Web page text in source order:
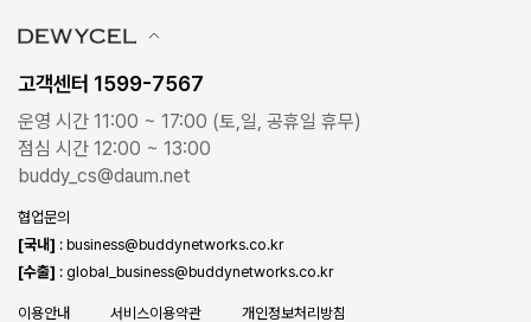
고객센터 1599-7567
운영 시간 11:00 ~ 17:00 (토,일, 공휴일 휴무)
점심 시간 12:00 ~ 13:00
buddy_cs@daum.net
협업문의
[국내] : business@buddynetworks.co.kr
[수출] : global_business@buddynetworks.co.kr
이용안내 서비스이용약관 개인정보처리방침